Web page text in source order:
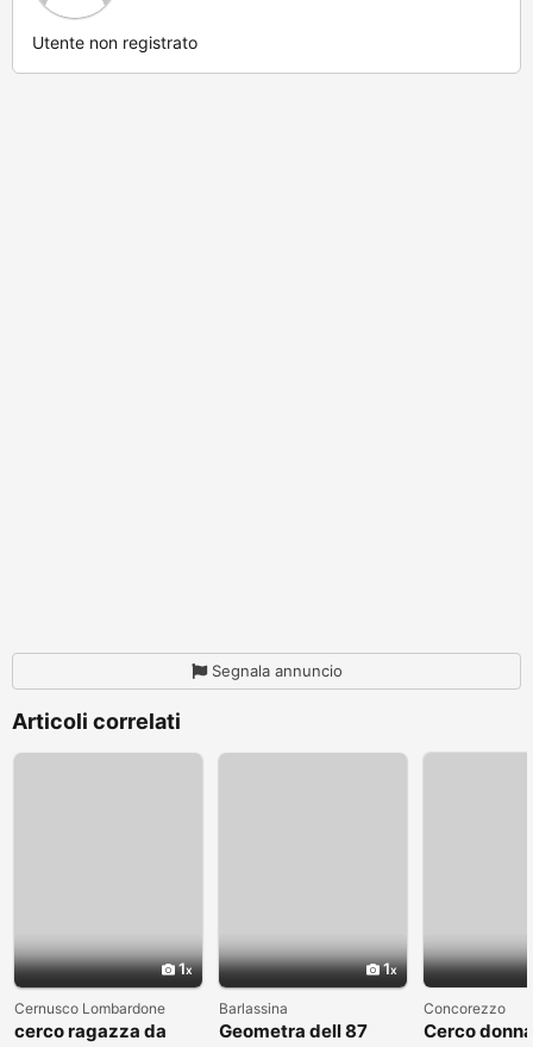
Utente non registrato
Segnala annuncio
Articoli correlati
1
Cernusco Lombardone
cerco ragazza da
1
Barlassina
Geometra dell 87
Concorezzo
Cerco